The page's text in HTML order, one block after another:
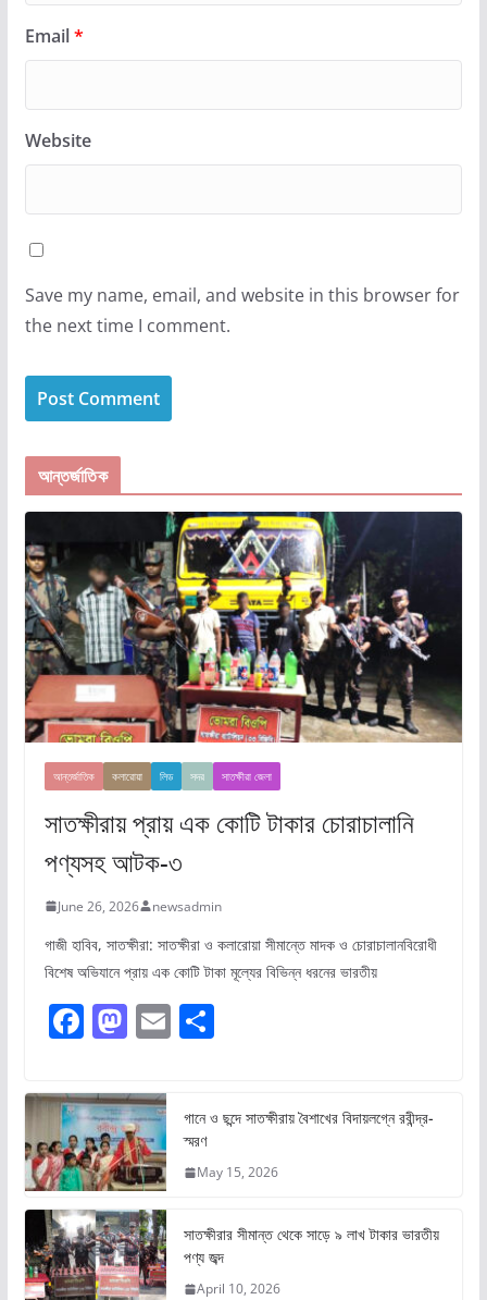
Email*
Website
Save my name, email, and website in this browser for
the next time I comment.
আন্তর্জাতিক
আন্তর্জাতিক কলারোয়া লিড সদর সাতক্ষীরা জেলা
সাতক্ষীরায় প্রায় এক কোটি টাকার চোরাচালানি
পণ্যসহ আটক-৩
June 26, 2026 newsadmin
গাজী হাবিব, সাতক্ষীরা: সাতক্ষীরা ও কলারোয়া সীমান্তে মাদক ও চোরাচালানবিরোধী
বিশেষ অভিযানে প্রায় এক কোটি টাকা মূল্যের বিভিন্ন ধরনের ভারতীয়
F
c
e
b
o
o
k
M
st
o
d
o
n
E S
e
গানে ও ছন্দে সাতক্ষীরায় বৈশাখের বিদায়লগ্নে রবীন্দ্র-
স্মরণ
May 15, 2026
সাতক্ষীরার সীমান্ত থেকে সাড়ে ৯ লাখ টাকার ভারতীয়
পণ্য জব্দ
April 10, 2026